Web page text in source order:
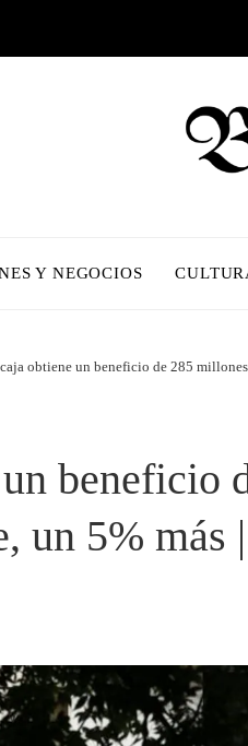
Y NEGOCIOS
obtiene un beneficio de 285 millones
beneficio
un 5% más